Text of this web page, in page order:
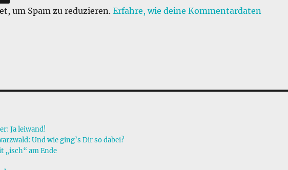
um Spam zu reduzieren.Erfahre, wie deine Kommentardaten
Ja leiwand!
Und wie ging’s Dir so dabei?
„isch“ am Ende